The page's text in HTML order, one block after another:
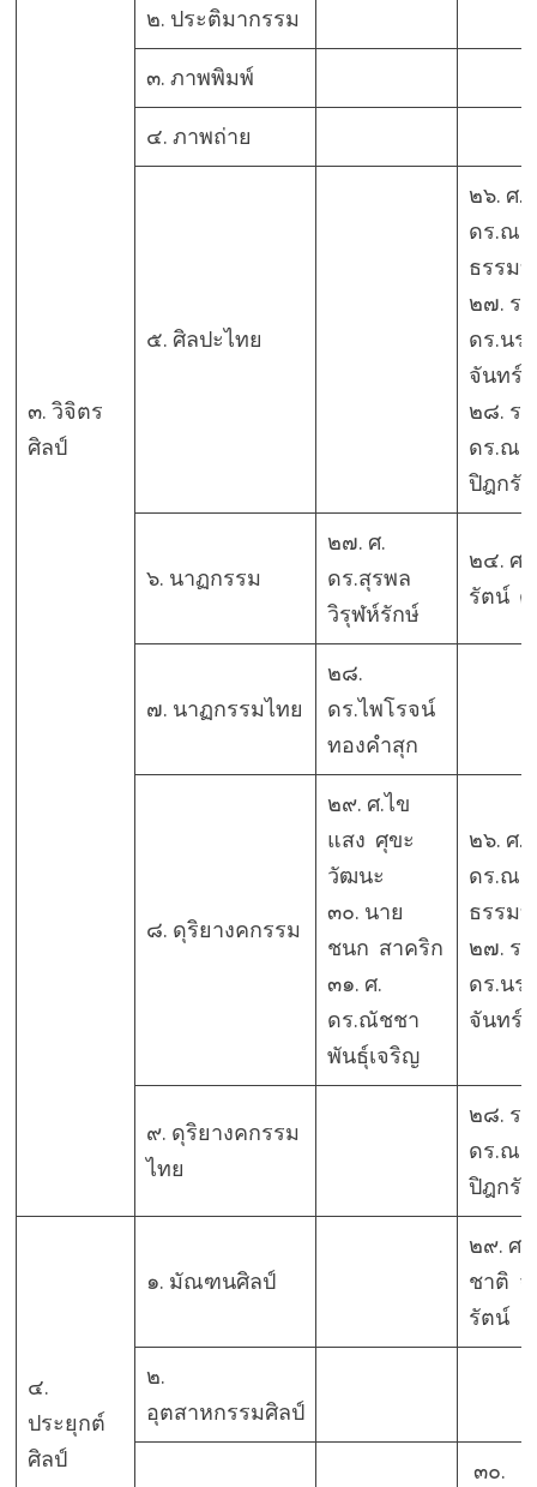
๓. วิจิตร
ศิลป์
๒. ประติมากรรม
๓. ภาพพิมพ์
๔. ภาพถ่าย
๕. ศิลปะไทย
๒๖. ศ.
ดร.ณร
ธรรม
๒๗. ร
ดร.นร
จันทร์
๒๘. ร
ดร.ณ
ปิฎกรั
๖. นาฏกรรม
๒๗. ศ.
ดร.สุรพล
วิรุฬห์รักษ์
๒๔. ศ.
รัตน์ ด
๗. นาฏกรรมไทย
๒๘.
ดร.ไพโรจน์
ทองคำสุก
๘. ดุริยางคกรรม
๒๙. ศ.ไข
แสง ศุขะ
วัฒนะ
๓๐. นาย
ชนก สาคริก
๓๑. ศ.
ดร.ณัชชา
พันธุ์เจริญ
๒๖. ศ.
ดร.ณร
ธรรม
๒๗. ร
ดร.นร
จันทร์
๙. ดุริยางคกรรม
ไทย
๒๘. ร
ดร.ณ
ปิฎกรั
๔.
ประยุกต์
ศิลป์
๑. มัณฑนศิลป์
๒๙. ศ.
ชาติ จั
รัตน์
๒.
อุตสาหกรรมศิลป์
๓๐.